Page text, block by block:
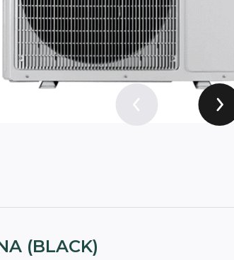
(BLACK)